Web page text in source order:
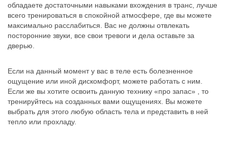
обладаете достаточными навыками вхождения в транс, лучше
всего тренироваться в спокойной атмосфере, где вы можете
максимально расслабиться. Вас не должны отвлекать
посторонние звуки, все свои тревоги и дела оставьте за
дверью.
Если на данный момент у вас в теле есть болезненное
ощущение или иной дискомфорт, можете работать с ним.
Если же вы хотите освоить данную технику «про запас» , то
тренируйтесь на созданных вами ощущениях. Вы можете
выбрать для этого любую область тела и представить в ней
тепло или прохладу.